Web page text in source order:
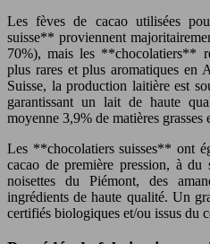
Les fèves de cacao utilisées
suisse** proviennent
70%), mais les **chocolatiers**
plus rares et plus aromatiques en
Suisse, la production laitière est
garantissant un lait de haute
moyenne 3,9% de matières grasses
Les **chocolatiers suisses** ont
cacao de première pression, à du
noisettes du Piémont, des
ingrédients de haute qualité. Un
certifiés biologiques et/ou issus du